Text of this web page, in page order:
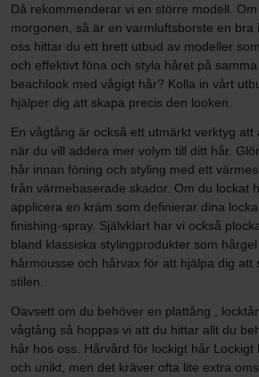
Då rekommenderar vi en större modell.
morgonen, så är en varmluftsborste en bra
oss hittar du ett brett utbud av modeller
och effektivt föna och styla håret på
beachlook med vågigt hår? Kolla in vårt
hjälper dig att skapa precis den looken.
En vågtång är också ett utmärkt verktyg att
när du vill addera mer volym till ditt hår.
hår innan föning och styling med ett
från värmebaserade skador. Om du lockat
applicera en kräm som definierar dina
finishing-spray. Självklart har vi också
bland klassiska stylingprodukter som hårgel
hårmousse och hårvax för att hjälpa dig att
stilen.
Oavsett om du behöver en plattång ,
vågtång så hoppas vi att du hittar allt du
hår hos oss. Hårvård för lockigt hår
och unikt, men det kräver ofta lite extra